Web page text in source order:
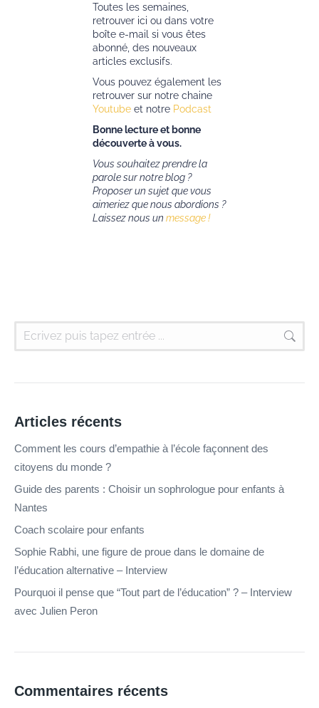
Toutes les semaines,
retrouver ici ou dans votre
boîte e-mail si vous êtes
abonné, des nouveaux
articles exclusifs.
Vous pouvez également les
retrouver sur notre chaine
Youtube et notre Podcast
Bonne lecture et bonne
découverte à vous.
Vous souhaitez prendre la
parole sur notre blog ?
Proposer un sujet que vous
aimeriez que nous abordions ?
Laissez nous un message !
Articles récents
Comment les cours d’empathie à l’école façonnent des
citoyens du monde ?
Guide des parents : Choisir un sophrologue pour enfants à
Nantes
Coach scolaire pour enfants
Sophie Rabhi, une figure de proue dans le domaine de
l’éducation alternative – Interview
Pourquoi il pense que “Tout part de l’éducation” ? – Interview
avec Julien Peron
Commentaires récents